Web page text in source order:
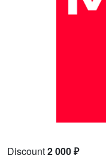
Discount2 000 ₽